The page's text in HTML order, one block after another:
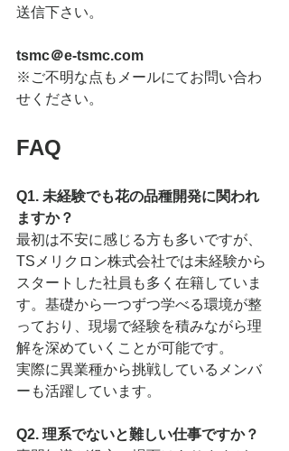
送信下さい。
tsmc＠e-tsmc.com
※ご不明な点もメールにてお問い合わ
せください。
FAQ
Q1. 未経験でも花の品種開発に関われ
ますか？
最初は不安に感じる方も多いですが、
TSメリクロン株式会社では未経験から
スタートした社員も多く在籍していま
す。基礎から一つずつ学べる環境が整
っており、現場で経験を積みながら理
解を深めていくことが可能です。
実際に異業種から挑戦しているメンバ
ーも活躍しています。
Q2. 理系でないと難しい仕事ですか？